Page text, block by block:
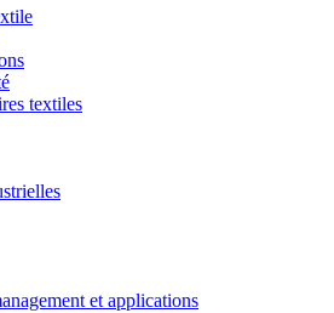
textiles
et applications